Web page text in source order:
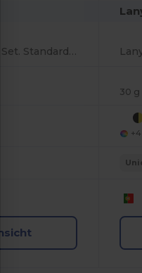
Lanyard Tube Short Set. Standardmodelle
30 g